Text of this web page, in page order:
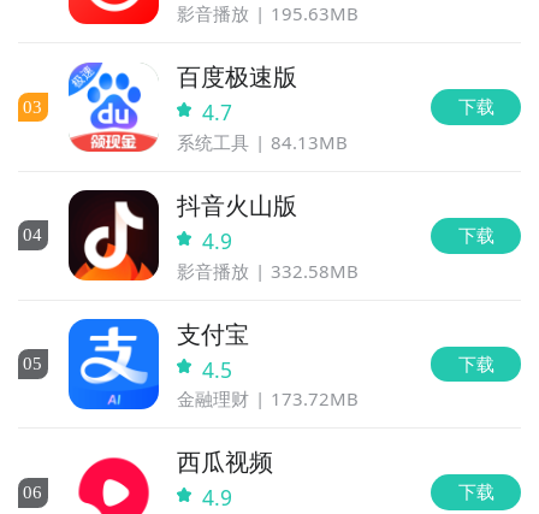
影音播放 195.63MB
03
百度极速版
4.7
系统工具 84.13MB
下载
04
抖音火山版
4.9
影音播放 332.58MB
下载
05
支付宝
4.5
金融理财 173.72MB
下载
06
西瓜视频
4.9 下载